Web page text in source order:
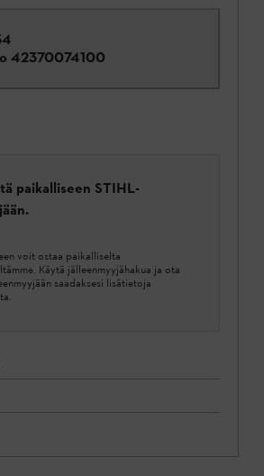
42370074100
paikalliseen STIHL-
voit ostaa paikalliselta
Käytä jälleenmyyjähakua ja ota
saadaksesi lisätietoja